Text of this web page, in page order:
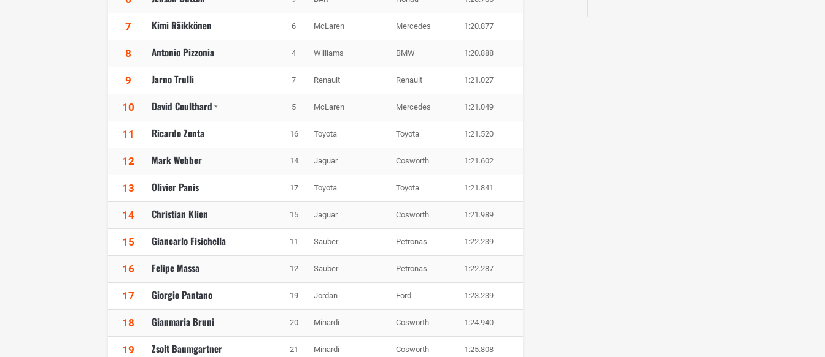
7 Kimi Räikkönen 6 McLaren Mercedes 1:20.877
8 Antonio Pizzonia 4 Williams BMW 1:20.888
9 Jarno Trulli 7 Renault Renault 1:21.027
10 David Coulthard * 5 McLaren Mercedes 1:21.049
11 Ricardo Zonta 16 Toyota Toyota 1:21.520
12 Mark Webber 14 Jaguar Cosworth 1:21.602
13 Olivier Panis 17 Toyota Toyota 1:21.841
14 Christian Klien 15 Jaguar Cosworth 1:21.989
15 Giancarlo Fisichella 11 Sauber Petronas 1:22.239
16 Felipe Massa 12 Sauber Petronas 1:22.287
17 Giorgio Pantano 19 Jordan Ford 1:23.239
18 Gianmaria Bruni 20 Minardi Cosworth 1:24.940
19 Zsolt Baumgartner 21 Minardi Cosworth 1:25.808